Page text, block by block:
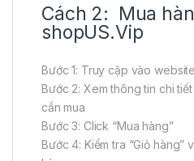
Cách 2: Mua
shopUS.Vip
Bước 1: Truy cập vào website
Bước 2: Xem thông tin chi
cần mua
Bước 3: Click “Mua hàng”
Bước 4: Kiểm tra “Giỏ hàng”